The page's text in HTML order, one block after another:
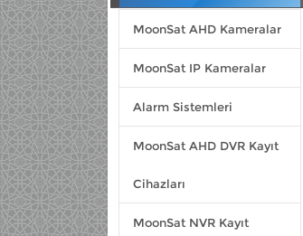
MoonSat AHD Kameralar
MoonSat IP Kameralar
Alarm Sistemleri
MoonSat AHD DVR Kayıt
Cihazları
MoonSat NVR Kayıt